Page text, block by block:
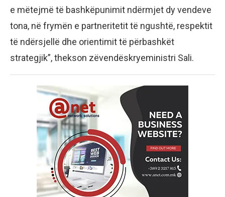
e mëtejmë të bashkëpunimit ndërmjet dy vendeve
tona, në frymën e partneritetit të ngushtë, respektit
të ndërsjellë dhe orientimit të përbashkët
strategjik”, thekson zëvendëskryeministri Sali.